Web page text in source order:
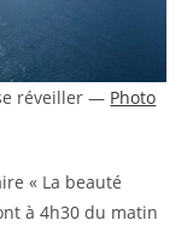
réveiller — Photo
« La beauté
à 4h30 du matin